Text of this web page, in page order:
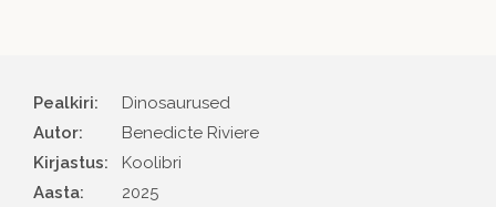
Pealkiri:
Dinosaurused
Autor
Benedicte Riviere
Kirjastus
Koolibri
Aasta
2025